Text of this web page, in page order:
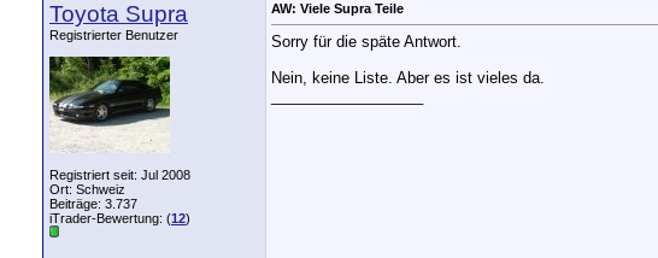
Toyota Supra
Registrierter Benutzer
Registriert seit: Jul 2008
Ort: Schweiz
Beiträge: 3.737
iTrader-Bewertung: (12)
AW: Viele Supra Teile
Sorry für die späte Antwort.
Nein, keine Liste. Aber es ist vieles da.